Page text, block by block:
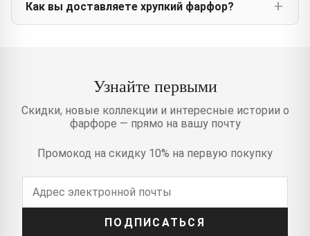
Как вы доставляете хрупкий фарфор?
Узнайте первыми
Скидки, новые коллекции и интересные истории о
фарфоре — прямо на вашу почту
Промокод на скидку 10% на первую покупку
ПОДПИСАТЬСЯ